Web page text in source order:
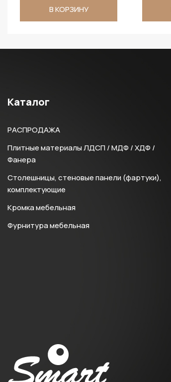
В КОРЗИНУ
Каталог
РАСПРОДАЖА
Плитные материалы ЛДСП / МДФ / ХДФ /
Фанера
Столешницы, стеновые панели (фартуки),
комплектующие
Кромка мебельная
Фурнитура мебельная